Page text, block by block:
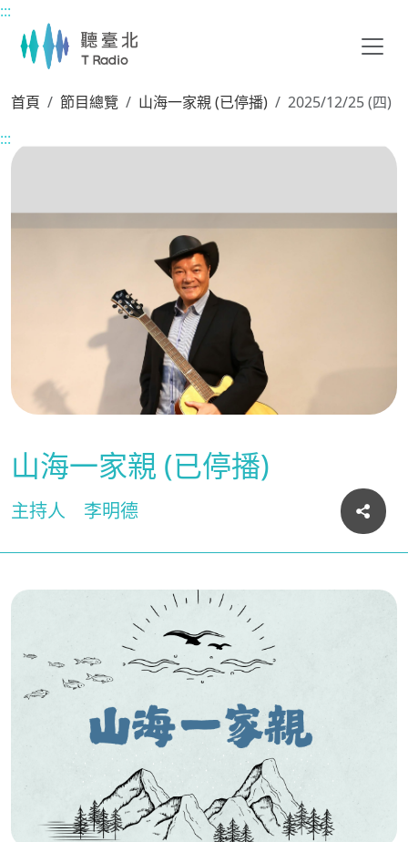
主要內容區塊
:::
首頁 節目總覽 山海一家親 (已停播)
2025/12/25 (四)
:::
山海一家親 (已停播)
主持人 李明德